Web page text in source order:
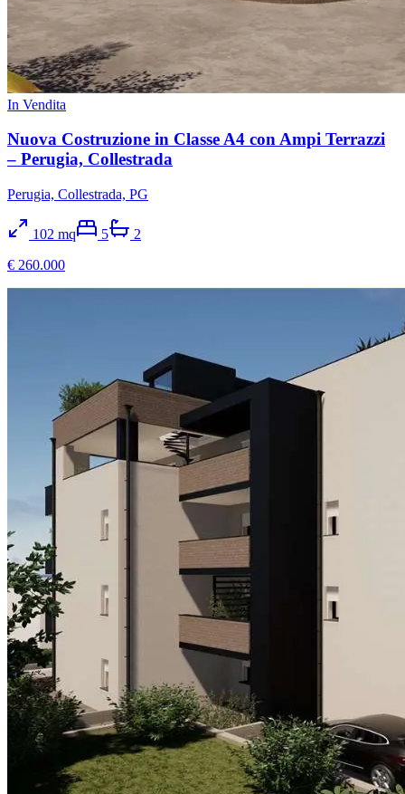
In Vendita
Nuova Costruzione in Classe A4 con Ampi Terrazzi
– Perugia, Collestrada
Perugia, Collestrada, PG
102 mq 5
2
€ 260.000